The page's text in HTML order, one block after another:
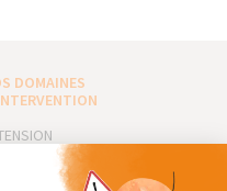
DOMAINES
INTÉRIEURE